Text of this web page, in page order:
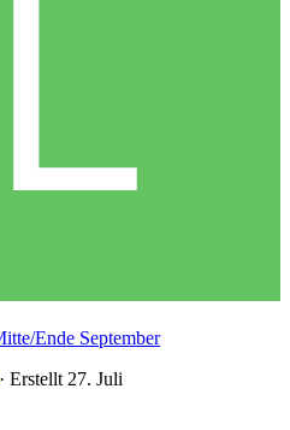
Ende September
· Erstellt27. Juli